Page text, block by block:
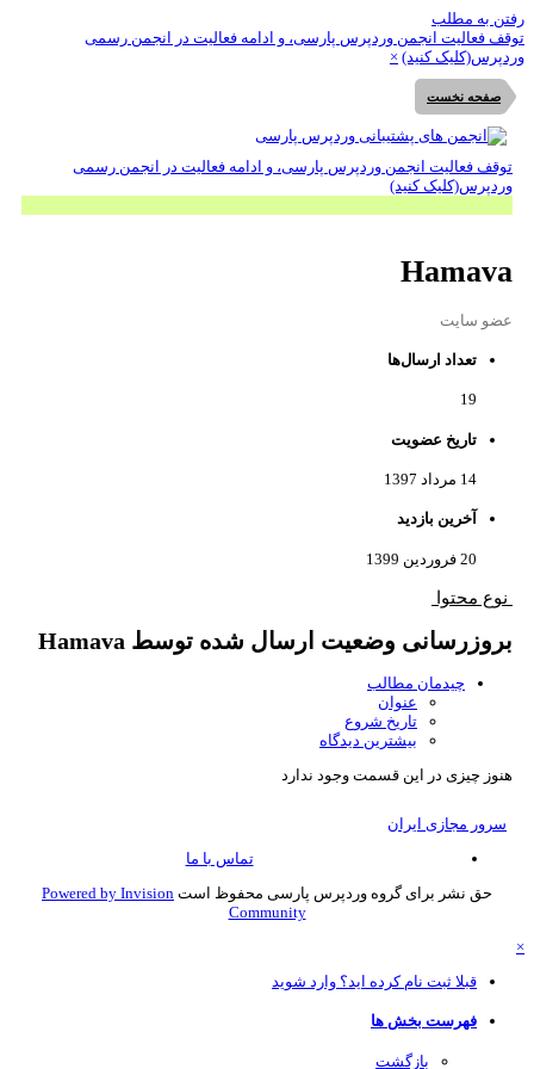
به مطلب
فعالیت انجمن وردپرس پارسی، و ادامه فعالیت در انجمن رسمی
کنید) ×
صفحه نخست
توقف فعالیت انجمن وردپرس پارسی، و ادامه فعالیت در انجمن رسمی
وردپرس(کلیک کنید)
Hamava
عضو سایت
تعداد ارسال‌ها
تاریخ عضویت
آخرین بازدید
نوع محتوا
بروزرسانی وضعیت ارسال شده توسط Hamava
چیدمان مطالب
عنوان
تاریخ شروع
بیشترین دیدگاه
هنوز چیزی در این قسمت وجود ندارد
سرور مجازی ایران
تماس با ما
حق نشر برای گروه وردپرس پارسی محفوظ است Powered by Invision
Community
قبلا ثبت نام کرده اید؟ وارد شوید
فهرست بخش ها
بازگشت